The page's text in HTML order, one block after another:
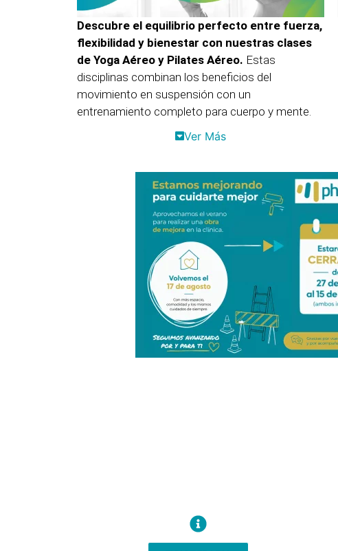
Descubre el equilibrio perfecto entre fuerza,
flexibilidad y bienestar con nuestras clases
de Yoga Aéreo y Pilates Aéreo. Estas
disciplinas combinan los beneficios del
movimiento en suspensión con un
entrenamiento completo para cuerpo y mente.
Ver Más